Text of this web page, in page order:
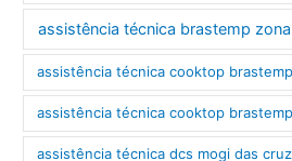
assistência técnica brastemp
assistência técnica cooktop
assistência técnica cooktop
assistência técnica dcs mogi das